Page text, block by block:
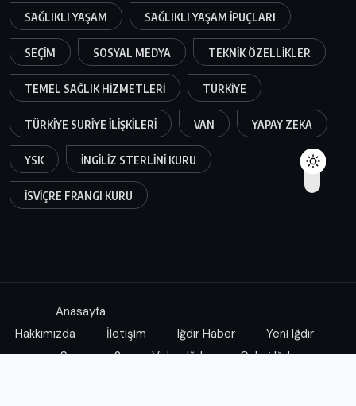
SAĞLIKLI YAŞAM SAĞLIKLI YAŞAM IPUÇLARI
SEÇIM SOSYAL MEDYA TEKNIK ÖZELLIKLER
TEMEL SAĞLIK HIZMETLERI TÜRKIYE
TÜRKIYE SURIYE ILIŞKILERI VAN YAPAY ZEKA
YSK İNGILIZ STERLINI KURU
İSVIÇRE FRANGI KURU
Anasayfa
Hakkımızda
İletişim Iğdır Haber
Yeni Iğdır
Soruyoruz?
Video Iğdır Galeri Iğdır